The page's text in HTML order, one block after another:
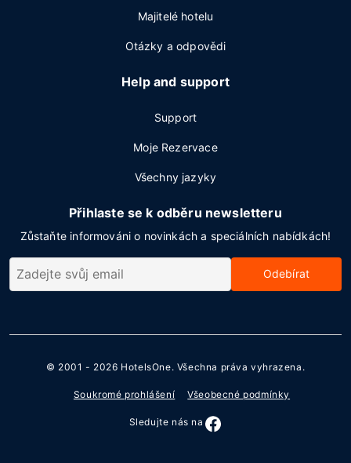
Majitelé hotelu
Otázky a odpovědi
Help and support
Support
Moje Rezervace
Všechny jazyky
Přihlaste se k odběru newsletteru
Zůstaňte informováni o novinkách a speciálních nabídkách!
Odebírat
© 2001 - 2026 HotelsOne. Všechna práva vyhrazena.
Soukromé prohlášení Všeobecné podmínky
Sledujte nás na